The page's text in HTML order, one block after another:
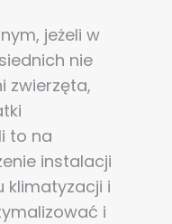
jeżeli w
nie
zwierzęta,
to na
instalacji
klimatyzacji i
i